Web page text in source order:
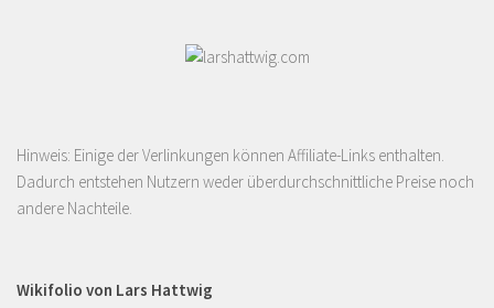
Hinweis: Einige der Verlinkungen können Affiliate-Links enthalten.
Dadurch entstehen Nutzern weder überdurchschnittliche Preise noch
andere Nachteile.
Wikifolio von Lars Hattwig